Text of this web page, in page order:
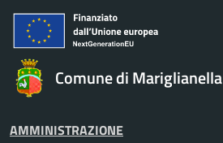
Comune di Mariglianella
AMMINISTRAZIONE